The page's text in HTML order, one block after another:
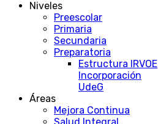
Niveles
Preescolar
Primaria
Secundaria
Preparatoria
Estructura IRVOE
Incorporación
UdeG
Áreas
Mejora Continua